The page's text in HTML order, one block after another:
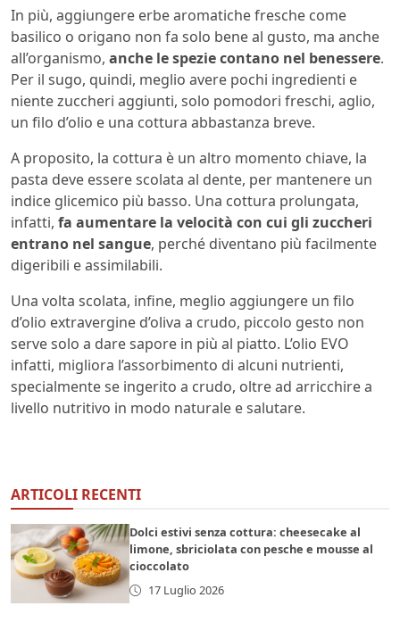
In più, aggiungere erbe aromatiche fresche come
basilico o origano non fa solo bene al gusto, ma anche
all’organismo, anche le spezie contano nel benessere.
Per il sugo, quindi, meglio avere pochi ingredienti e
niente zuccheri aggiunti, solo pomodori freschi, aglio,
un filo d’olio e una cottura abbastanza breve.
A proposito, la cottura è un altro momento chiave, la
pasta deve essere scolata al dente, per mantenere un
indice glicemico più basso. Una cottura prolungata,
infatti, fa aumentare la velocità con cui gli zuccheri
entrano nel sangue, perché diventano più facilmente
digeribili e assimilabili.
Una volta scolata, infine, meglio aggiungere un filo
d’olio extravergine d’oliva a crudo, piccolo gesto non
serve solo a dare sapore in più al piatto. L’olio EVO
infatti, migliora l’assorbimento di alcuni nutrienti,
specialmente se ingerito a crudo, oltre ad arricchire a
livello nutritivo in modo naturale e salutare.
ARTICOLI RECENTI
Dolci estivi senza cottura: cheesecake al
limone, sbriciolata con pesche e mousse al
cioccolato
17 Luglio 2026